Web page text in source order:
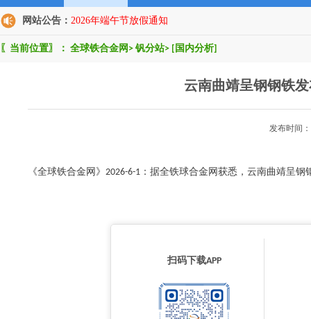
网站公告： 2026年端午节放假通知
〖当前位置〗： 全球铁合金网 > 钒分站> [国内分析]
云南曲靖呈钢钢铁
发布时间
《全球铁合金网》2026-6-1：据全铁球合金网获悉，云南曲靖呈
扫码下载APP